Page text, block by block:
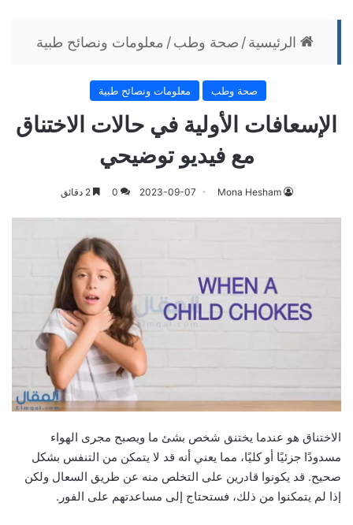
الرئيسية / صحة وطب / معلومات ونصائح طبية
صحة وطب معلومات ونصائح طبية
الإسعافات الأولية في حالات الاختناق
مع فيديو توضيحي
Mona Hesham
2023-09-07
0 2 دقائق
الاختناق هو عندما يختنق شخص بشئ ما ويصبح مجرى الهواء
مسدودًا جزئيًا أو كليًا، مما يعني أنه قد لا يتمكن من التنفس بشكل
صحيح. قد يكونوا قادرين على التخلص منه عن طريق السعال ولكن
إذا لم يتمكنوا من ذلك، فستحتاج إلى مساعدتهم على الفور.